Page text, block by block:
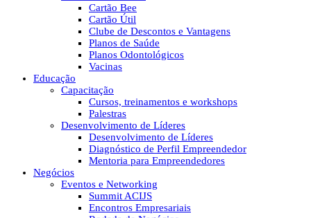
Cartão Bee
Cartão Útil
Clube de Descontos e Vantagens
Planos de Saúde
Planos Odontológicos
Vacinas
Educação
Capacitação
Cursos, treinamentos e workshops
Palestras
Desenvolvimento de Líderes
Desenvolvimento de Líderes
Diagnóstico de Perfil Empreendedor
Mentoria para Empreendedores
Negócios
Eventos e Networking
Summit ACIJS
Encontros Empresariais